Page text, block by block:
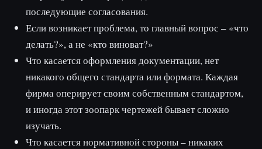
последующие согласования.
Если возникает проблема, то главный вопрос – «что
делать?», а не «кто виноват?»
Что касается оформления документации, нет
никакого общего стандарта или формата. Каждая
фирма оперирует своим собственным стандартом,
и иногда этот зоопарк чертежей бывает сложно
изучать.
Что касается нормативной стороны – никаких